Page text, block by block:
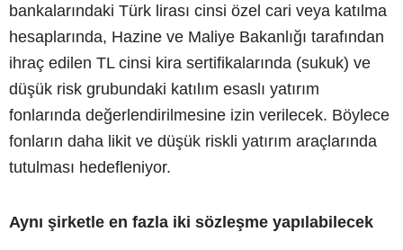
bankalarındaki Türk lirası cinsi özel cari veya katılma
hesaplarında, Hazine ve Maliye Bakanlığı tarafından
ihraç edilen TL cinsi kira sertifikalarında (sukuk) ve
düşük risk grubundaki katılım esaslı yatırım
fonlarında değerlendirilmesine izin verilecek. Böylece
fonların daha likit ve düşük riskli yatırım araçlarında
tutulması hedefleniyor.
Aynı şirketle en fazla iki sözleşme yapılabilecek